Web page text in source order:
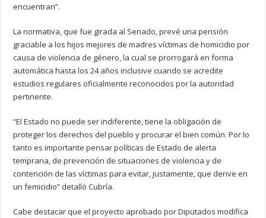
encuentran”.
La normativa, que fue girada al Senado, prevé una pensión
graciable a los hijos mejores de madres víctimas de homicidio por
causa de violencia de género, la cual se prorrogará en forma
automática hasta los 24 años inclusive cuando se acredite
estudios regulares oficialmente reconocidos por la autoridad
pertinente.
“El Estado no puede ser indiferente, tiene la obligación de
proteger los derechos del pueblo y procurar el bien común. Por lo
tanto es importante pensar políticas de Estado de alerta
temprana, de prevención de situaciones de violencia y de
contención de las víctimas para evitar, justamente, que derive en
un femicidio” detalló Cubría.
Cabe destacar que el proyecto aprobado por Diputados modifica